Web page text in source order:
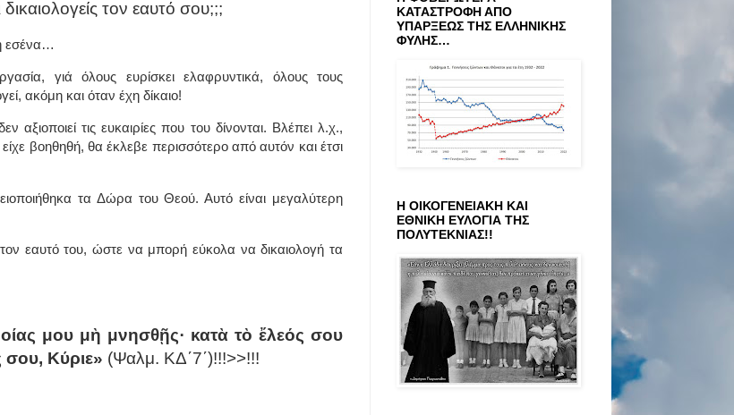
τον εαυτό σου;;;
εσένα…
γιά όλους ευρίσκει ελαφρυντικά, όλους τους
ακόμη και όταν έχη δίκαιο!
αξιοποιεί τις ευκαιρίες που του δίνονται. Βλέπει λ.χ.,
βοηθηθή, θα έκλεβε περισσότερο από αυτόν και έτσι
τα Δώρα του Θεού. Αυτό είναι μεγαλύτερη
εαυτό του, ώστε να μπορή εύκολα να δικαιολογή τα
μου μὴ μνησθῇς· κατὰ τὸ ἔλεός σου
σου, Κύριε» (Ψαλμ. ΚΔ΄7΄)!!!>>!!!
ΚΑΤΑΣΤΡΟΦΗ ΑΠΟ
ΥΠΑΡΞΕΩΣ ΤΗΣ ΕΛΛΗΝΙΚΗΣ
ΦΥΛΗΣ…
Η ΟΙΚΟΓΕΝΕΙΑΚΗ ΚΑΙ
ΕΘΝΙΚΗ ΕΥΛΟΓΙΑ ΤΗΣ
ΠΟΛΥΤΕΚΝΙΑΣ!!